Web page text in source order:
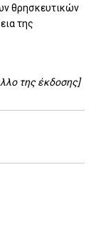
θρησκευτικών
της
της έκδοσης]